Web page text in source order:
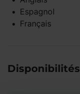
Espagnol
Français
Disponibilités